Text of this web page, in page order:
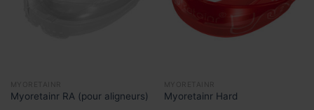
MYORETAINR
Myoretainr RA (pour aligneurs)
MYORETAINR
Myoretainr Hard